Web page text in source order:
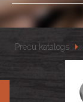
Preču katalogs